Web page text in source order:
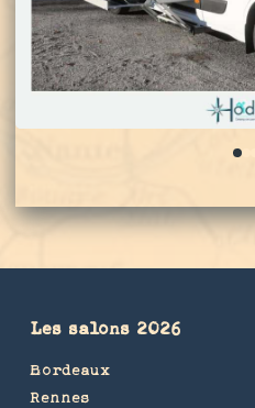
01
Les salons 2026
Bordeaux
Rennes